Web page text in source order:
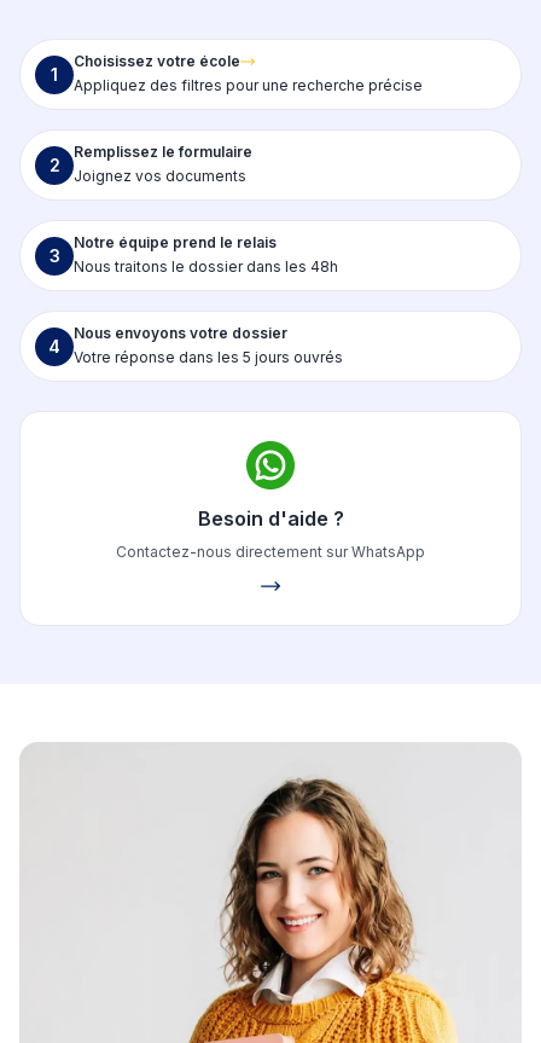
1
Choisissez votre école
Appliquez des filtres pour une recherche précise
2
Remplissez le formulaire
Joignez vos documents
3
Notre équipe prend le relais
Nous traitons le dossier dans les 48h
4
Nous envoyons votre dossier
Votre réponse dans les 5 jours ouvrés
Besoin d'aide ?
Contactez-nous directement sur WhatsApp